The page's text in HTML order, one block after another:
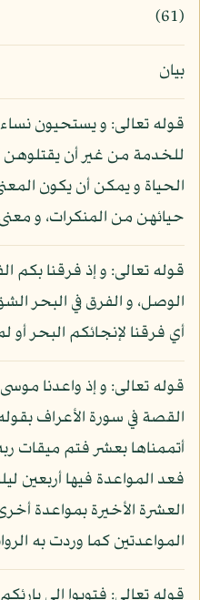
(61)
بيان
قوله تعالى: و يستحيون
للخدمة من غير أن يقتلوهن
الحياة و يمكن أن يكون
حيائهن من المنكرات، و
قوله تعالى: و إذ فرقنا
الوصل، و الفرق في البحر
أي فرقنا لإنجائكم البحر
قوله تعالى: و إذ واعدنا
القصة في سورة الأعراف
فعد المواعدة فيها أربعين
العشرة الأخيرة بمواعدة
المواعدتين كما وردت به